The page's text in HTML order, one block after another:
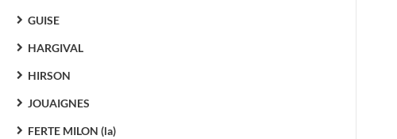
GUISE
HARGIVAL
HIRSON
JOUAIGNES
FERTE MILON (la)